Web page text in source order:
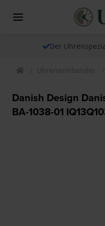
Der
Uhrenarmbander
Danish Design
BA-1038-01